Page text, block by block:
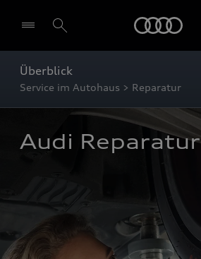
Überblick
Service im Autohaus > Reparatur
Audi Reparatur